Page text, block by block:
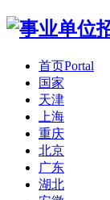
首页Portal
国家
天津
上海
重庆
北京
广东
湖北